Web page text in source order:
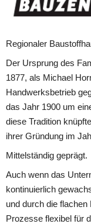
Regionaler
Der Ursprung des
1877, als Michael
Handwerksbetrieb
das Jahr 1900 um
diese Tradition
ihrer Gründung im
Mittelständig geprägt.
Auch wenn das
kontinuierlich
und durch die
Prozesse flexibel für